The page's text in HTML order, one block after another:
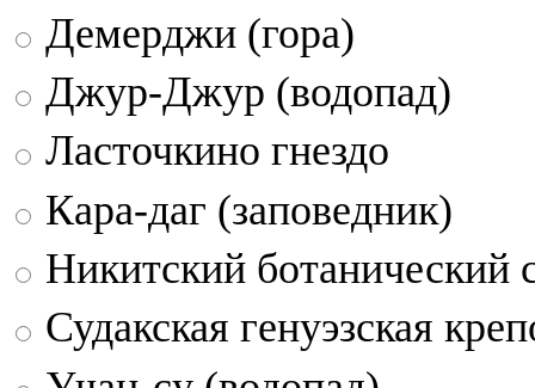
Демерджи (гора)
Джур-Джур (водопад)
Ласточкино гнездо
Кара-даг (заповедник)
Никитский ботанический
Судакская генуэзская